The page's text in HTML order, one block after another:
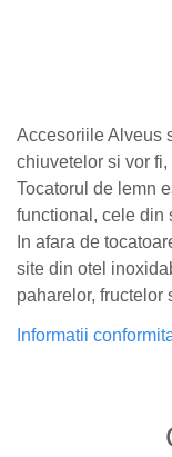
Accesoriile Alveus
chiuvetelor si vor
Tocatorul de lemn
functional, cele din
In afara de
site din otel
paharelor, fructelor
Informatii